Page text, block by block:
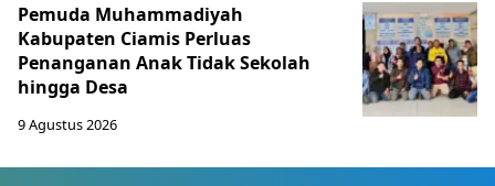
Pemuda Muhammadiyah
Kabupaten Ciamis Perluas
Penanganan Anak Tidak Sekolah
hingga Desa
9 Agustus 2026